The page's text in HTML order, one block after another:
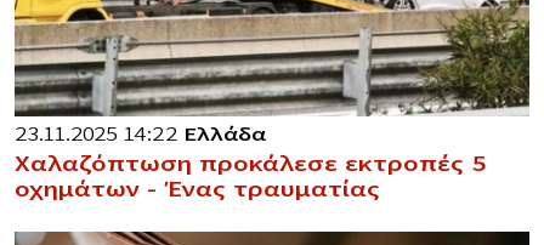
23.11.2025 14:22 Ελλάδα
Χαλαζόπτωση προκάλεσε εκτροπές 5
οχημάτων – Ένας τραυματίας